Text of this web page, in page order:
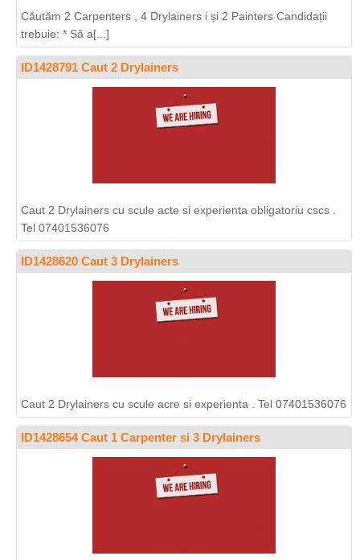
Căutăm 2 Carpenters , 4 Drylainers i și 2 Painters Candidații
trebuie: * Să a[...]
ID1428791 Caut 2 Drylainers
Caut 2 Drylainers cu scule acte si experienta obligatoriu cscs .
Tel 07401536076
ID1428620 Caut 3 Drylainers
Caut 2 Drylainers cu scule acre si experienta . Tel 07401536076
ID1428654 Caut 1 Carpenter si 3 Drylainers